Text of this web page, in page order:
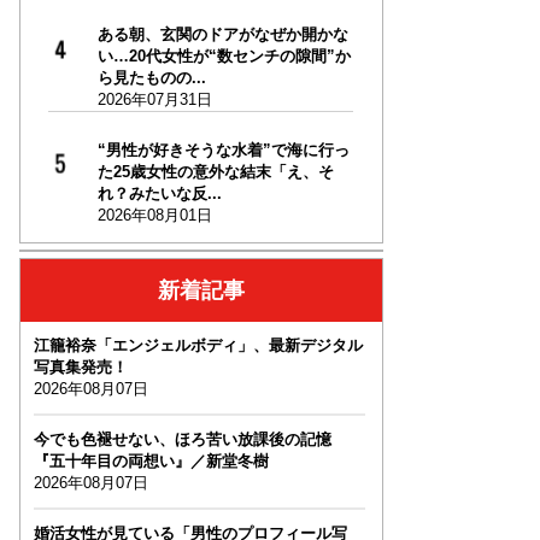
ある朝、玄関のドアがなぜか開かな
い…20代女性が“数センチの隙間”か
ら見たものの...
2026年07月31日
“男性が好きそうな水着”で海に行っ
た25歳女性の意外な結末「え、そ
れ？みたいな反...
2026年08月01日
新着記事
江籠裕奈「エンジェルボディ」、最新デジタル
写真集発売！
2026年08月07日
今でも色褪せない、ほろ苦い放課後の記憶
『五十年目の両想い』／新堂冬樹
2026年08月07日
婚活女性が見ている「男性のプロフィール写